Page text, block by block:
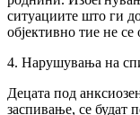
ситуациите што ги
објективно тие не се
4. Нарушувања на
Децата под
заспивање, се будат